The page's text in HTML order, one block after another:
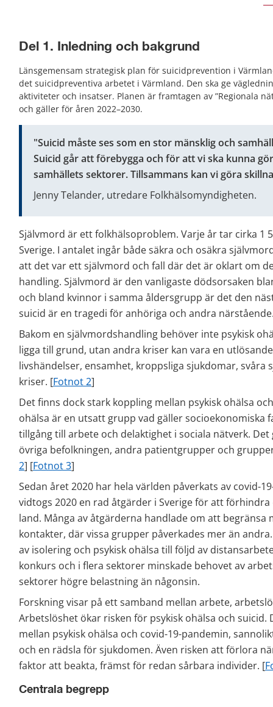
Del 1. Inledning och bakgrund
Länsgemensam strategisk plan för suicidprevention i
det suicidpreventiva arbetet i Värmland. Den ska ge
aktiviteter och insatser. Planen är framtagen av ”Regionala
och gäller för åren 2022–2030.
"Suicid måste ses som en stor mänsklig och
Suicid går att förebygga och för att vi ska kunna
samhällets sektorer. Tillsammans kan vi göra
Jenny Telander, utredare Folkhälsomyndigheten.
Självmord är ett folkhälsoproblem. Varje år tar cirka 1
Sverige. I antalet ingår både säkra och osäkra
att det var ett självmord och fall där det är oklart om
handling. Självmord är den vanligaste dödsorsaken
och bland kvinnor i samma åldersgrupp är det den
suicid är en tragedi för anhöriga och andra
Bakom en självmordshandling behöver inte psykisk
ligga till grund, utan andra kriser kan vara en
livshändelser, ensamhet, kroppsliga sjukdomar, svåra
kriser. [Fotnot 2]
Det finns dock stark koppling mellan psykisk ohälsa
ohälsa är en utsatt grupp vad gäller socioekonomiska
tillgång till arbete och delaktighet i sociala nätverk.
övriga befolkningen, andra patientgrupper och
2] [Fotnot 3]
Sedan året 2020 har hela världen påverkats av covid-
vidtogs 2020 en rad åtgärder i Sverige för att
land. Många av åtgärderna handlade om att begränsa
kontakter, där vissa grupper påverkades mer än
av isolering och psykisk ohälsa till följd av
konkurs och i flera sektorer minskade behovet av
sektorer högre belastning än någonsin.
Forskning visar på ett samband mellan arbete,
Arbetslöshet ökar risken för psykisk ohälsa och
mellan psykisk ohälsa och covid-19-pandemin,
och en rädsla för sjukdomen. Även risken att förlora
faktor att beakta, främst för redan sårbara individer. [
Centrala begrepp